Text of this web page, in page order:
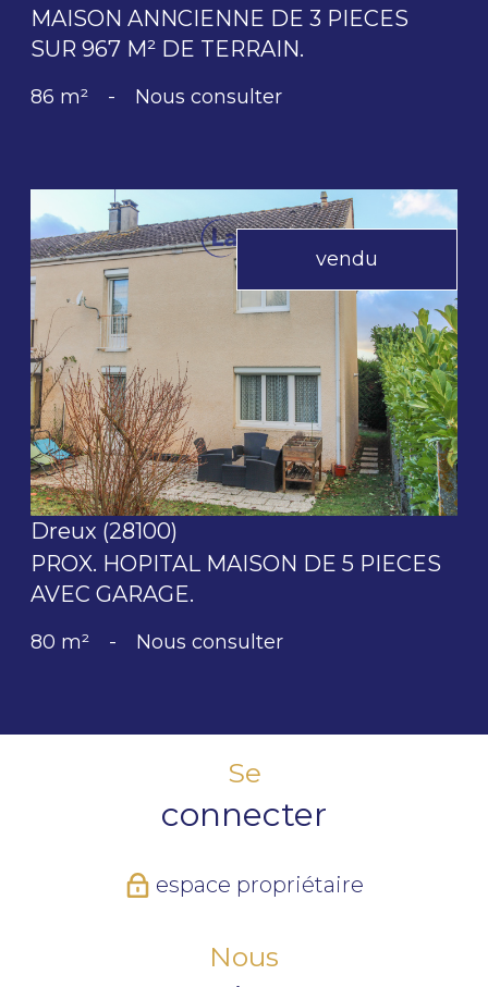
MAISON ANNCIENNE DE 3 PIECES
SUR 967 M² DE TERRAIN.
86 m² - Nous consulter
vendu
voir le bien
Dreux (28100)
PROX. HOPITAL MAISON DE 5 PIECES
AVEC GARAGE.
80 m² - Nous consulter
Se
connecter
espace propriétaire
Nous